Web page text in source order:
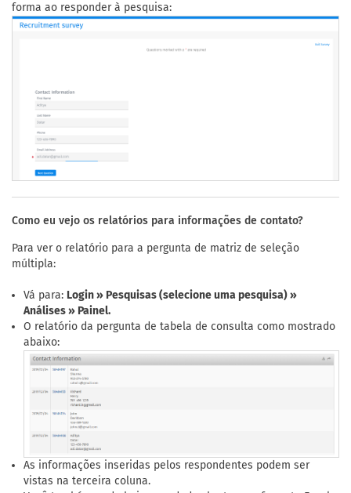
forma ao responder à pesquisa:
Como eu vejo os relatórios para informações de contato?
Para ver o relatório para a pergunta de matriz de seleção
múltipla:
Vá para: Login » Pesquisas (selecione uma pesquisa) »
Análises » Painel.
O relatório da pergunta de tabela de consulta como mostrado
abaixo:
As informações inseridas pelos respondentes podem ser
vistas na terceira coluna.